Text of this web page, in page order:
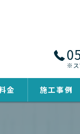
※ス
金 施工事例